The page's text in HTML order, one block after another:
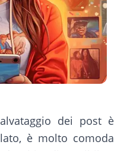
dei post è
è molto comoda